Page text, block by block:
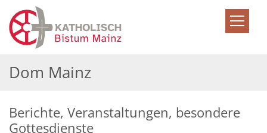
Zum Inhalt springen
Dom Mainz
Berichte, Veranstaltungen, besondere
Gottesdienste